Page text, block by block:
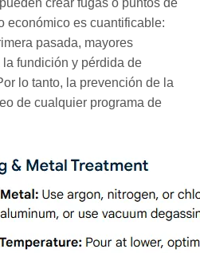
crear fugas o puntos de
económico es cuantificable:
pasada, mayores
fundición y pérdida de
lo tanto, la prevención de la
de cualquier programa de